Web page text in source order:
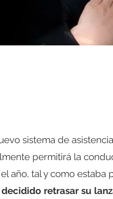
sistema de
permitirá la
año, tal y como
decidido retrasar su